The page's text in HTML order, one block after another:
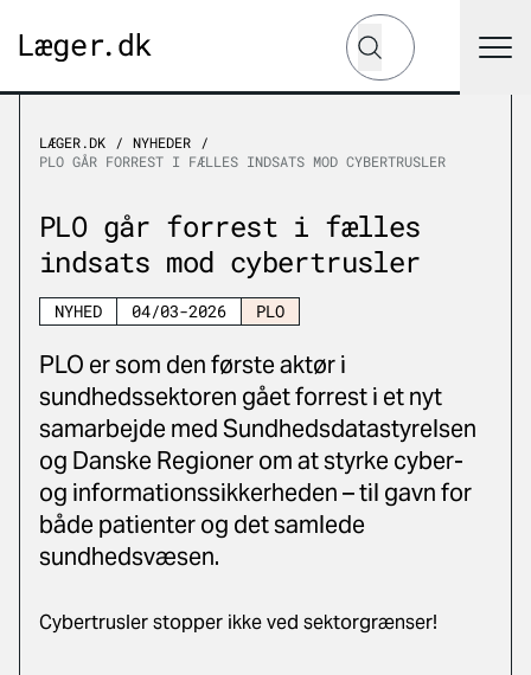
Hvad leder du efter?
Søg
LÆGER.DK
NYHEDER
PLO GÅR FORREST I FÆLLES INDSATS MOD CYBERTRUSLER
PLO går forrest i fælles
indsats mod cybertrusler
NYHED 04/03-2026 PLO
PLO er som den første aktør i
sundhedssektoren gået forrest i et nyt
samarbejde med Sundhedsdatastyrelsen
og Danske Regioner om at styrke cyber-
og informationssikkerheden – til gavn for
både patienter og det samlede
sundhedsvæsen.
Cybertrusler stopper ikke ved sektorgrænser!